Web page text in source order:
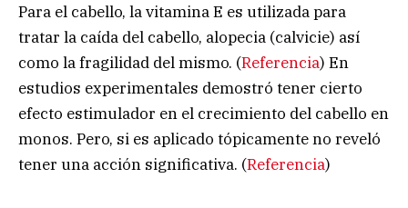
Para el cabello, la vitamina E es utilizada para
tratar la caída del cabello, alopecia (calvicie) así
como la fragilidad del mismo. (Referencia) En
estudios experimentales demostró tener cierto
efecto estimulador en el crecimiento del cabello en
monos. Pero, si es aplicado tópicamente no reveló
tener una acción significativa. (Referencia)